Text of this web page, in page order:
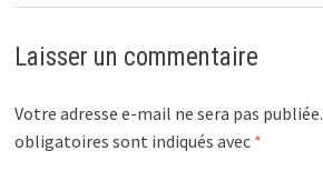
Laisser un commentaire
Votre adresse e-mail ne sera pas publiée.
obligatoires sont indiqués avec *